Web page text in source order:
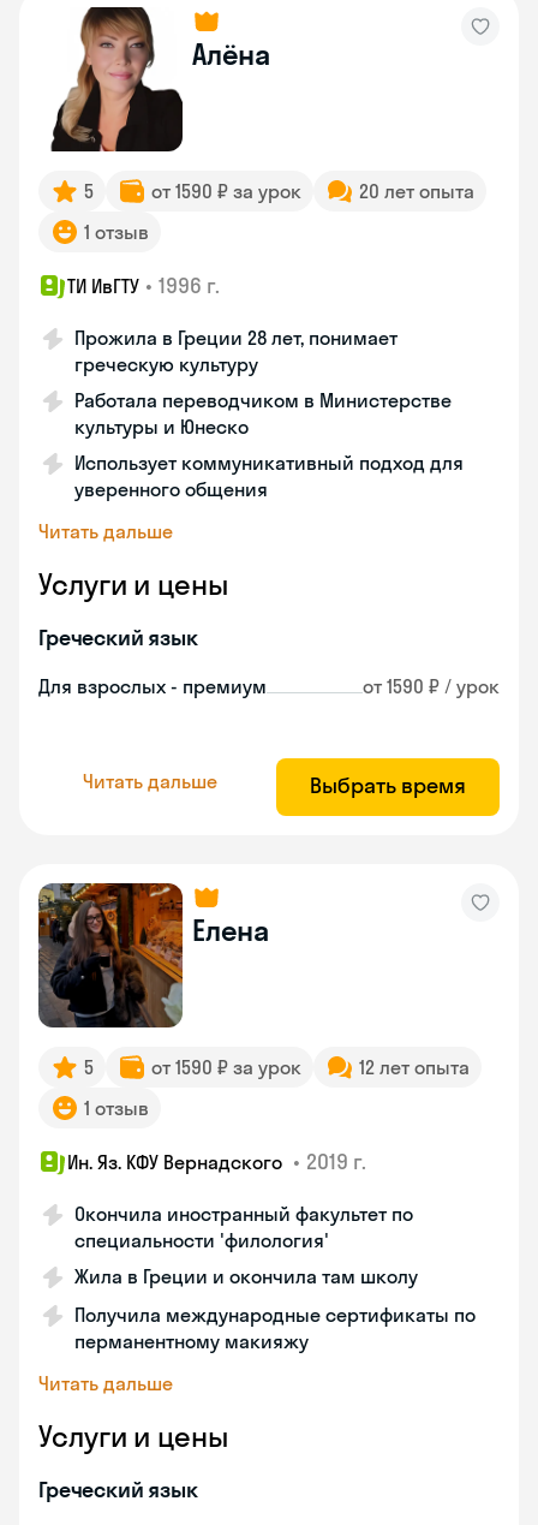
Алёна
5 от 1590 ₽ за урок
20 лет опыта
1 отзыв
ТИ ИвГТУ • 1996 г.
Прожила в Греции 28 лет, понимает
греческую культуру
Работала переводчиком в Министерстве
культуры и Юнеско
Использует коммуникативный подход для
уверенного общения
Читать дальше
Услуги и цены
Греческий язык
Для взрослых - премиум от 1590 ₽ / урок
Читать дальше Выбрать время
Елена
5 от 1590 ₽ за урок
12 лет опыта
1 отзыв
Ин. Яз. КФУ Вернадского • 2019 г.
Окончила иностранный факультет по
специальности 'филология'
Жила в Греции и окончила там школу
Получила международные сертификаты по
перманентному макияжу
Читать дальше
Услуги и цены
Греческий язык